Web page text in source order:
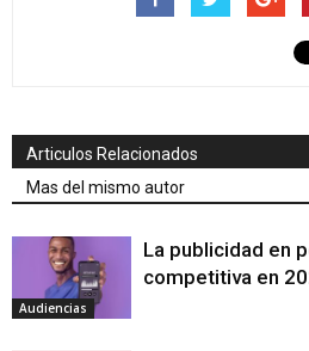
Articulos Relacionados
Mas del mismo autor
Audiencias
La publicidad en
competitiva en